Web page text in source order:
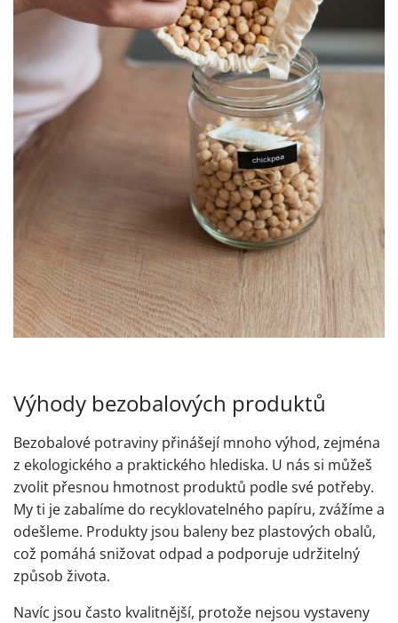
Výhody bezobalových produktů
Bezobalové potraviny přinášejí mnoho výhod, zejména
z ekologického a praktického hlediska. U nás si můžeš
zvolit přesnou hmotnost produktů podle své potřeby.
My ti je zabalíme do recyklovatelného papíru, zvážíme a
odešleme. Produkty jsou baleny bez plastových obalů,
což pomáhá snižovat odpad a podporuje udržitelný
způsob života.
Navíc jsou často kvalitnější, protože nejsou vystaveny